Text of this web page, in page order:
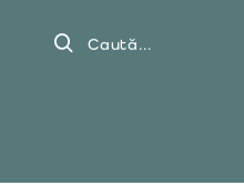
Caută...